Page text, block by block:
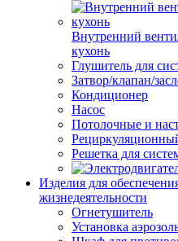
Внутренний
кухонь
Глушитель для
Затвор/клапан/
Кондиционер
Насос
Потолочные и
Решетка для
Изделия для
жизнедеятельности
Огнетушитель
Установка